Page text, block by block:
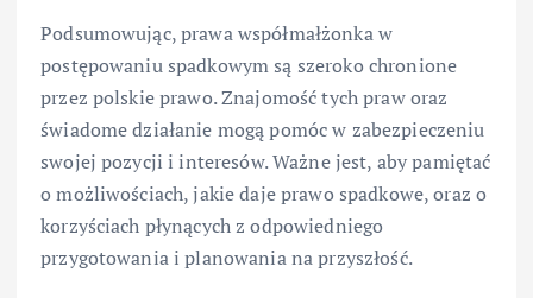
Podsumowując, prawa współmałżonka w
postępowaniu spadkowym są szeroko chronione
przez polskie prawo. Znajomość tych praw oraz
świadome działanie mogą pomóc w zabezpieczeniu
swojej pozycji i interesów. Ważne jest, aby pamiętać
o możliwościach, jakie daje prawo spadkowe, oraz o
korzyściach płynących z odpowiedniego
przygotowania i planowania na przyszłość.